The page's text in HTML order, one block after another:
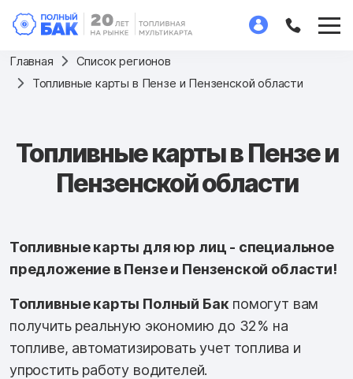
Главная
Список регионов
Топливные карты в Пензе и Пензенской области
Топливные карты в Пензе и
Пензенской области
Топливные карты для юр лиц - специальное
предложение в Пензе и Пензенской области!
Топливные карты Полный Бак помогут вам
получить реальную экономию до 32% на
топливе, автоматизировать учет топлива и
упростить работу водителей.